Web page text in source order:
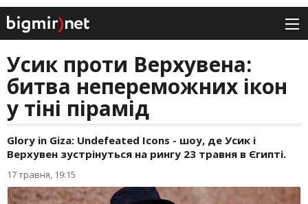
Усик проти Верхувена:
битва непереможних ікон
у тіні пірамід
Glory in Giza: Undefeated Icons - шоу, де Усик і
Верхувен зустрінуться на рингу 23 травня в Єгипті.
17 травня, 19:15